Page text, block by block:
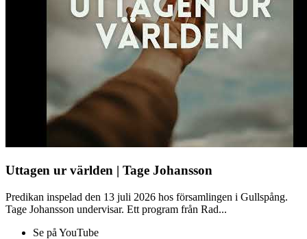
Uttagen ur världen | Tage Johansson
Predikan inspelad den 13 juli 2026 hos församlingen i Gullspång.
Tage Johansson undervisar. Ett program från Rad...
Se på YouTube